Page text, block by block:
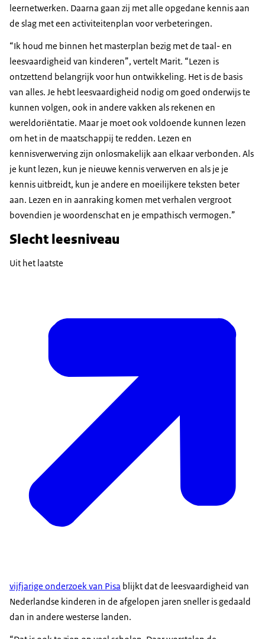
leernetwerken. Daarna gaan zij met alle opgedane kennis aan
de slag met een activiteitenplan voor verbeteringen.
“Ik houd me binnen het masterplan bezig met de taal- en
leesvaardigheid van kinderen”, vertelt Marit. “Lezen is
ontzettend belangrijk voor hun ontwikkeling. Het is de basis
van alles. Je hebt leesvaardigheid nodig om goed onderwijs te
kunnen volgen, ook in andere vakken als rekenen en
wereldoriëntatie. Maar je moet ook voldoende kunnen lezen
om het in de maatschappij te redden. Lezen en
kennisverwerving zijn onlosmakelijk aan elkaar verbonden. Als
je kunt lezen, kun je nieuwe kennis verwerven en als je je
kennis uitbreidt, kun je andere en moeilijkere teksten beter
aan. Lezen en in aanraking komen met verhalen vergroot
bovendien je woordenschat en je empathisch vermogen.”
Slecht leesniveau
Uit het laatste
vijfjarige onderzoek van Pisa blijkt dat de leesvaardigheid van
Nederlandse kinderen in de afgelopen jaren sneller is gedaald
dan in andere westerse landen.